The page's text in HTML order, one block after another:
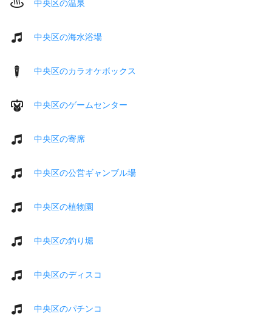
中央区の温泉
中央区の海水浴場
中央区のカラオケボックス
中央区のゲームセンター
中央区の寄席
中央区の公営ギャンブル場
中央区の植物園
中央区の釣り堀
中央区のディスコ
中央区のパチンコ